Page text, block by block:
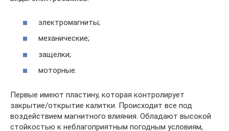
электромагниты;
механические;
защелки;
моторные.
Первые имеют пластину, которая контролирует
закрытие/открытие калитки. Происходит все под
воздействием магнитного влияния. Обладают высокой
стойкостью к неблагоприятным погодным условиям,